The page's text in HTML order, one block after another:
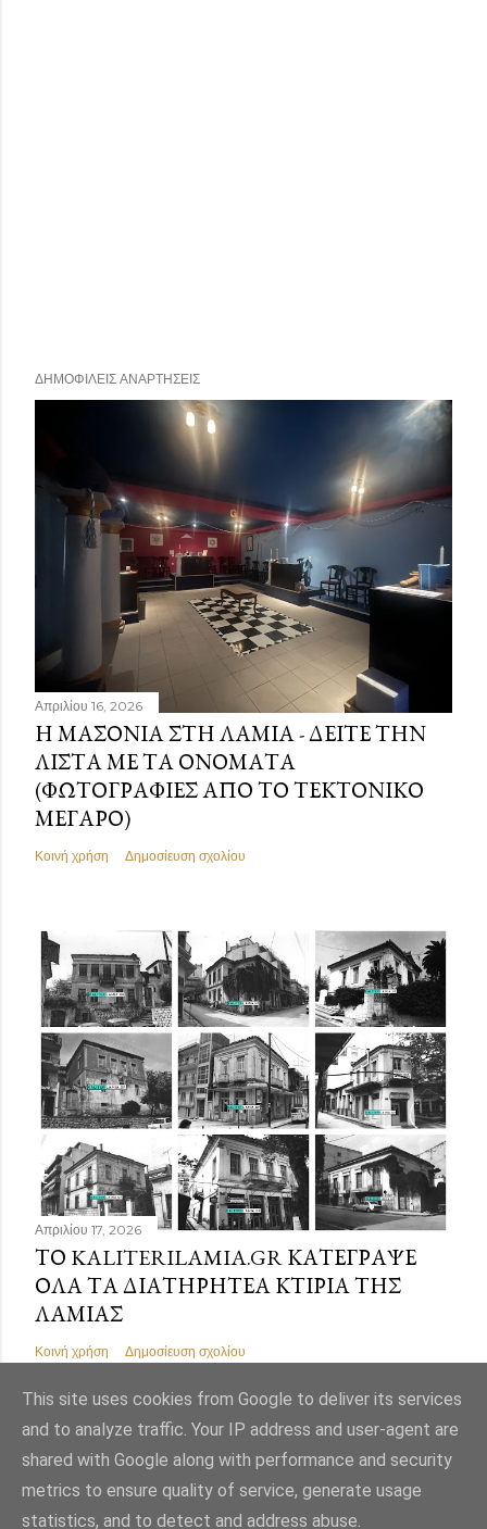
ΔΗΜΟΦΙΛΕΊΣ ΑΝΑΡΤΉΣΕΙΣ
Απριλίου 16, 2026
Η ΜΑΣΟΝΊΑ ΣΤΗ ΛΑΜΊΑ - ΔΕΊΤΕ ΤΗΝ
ΛΊΣΤΑ ΜΕ ΤΑ ΟΝΌΜΑΤΑ
(ΦΩΤΟΓΡΑΦΊΕΣ ΑΠΌ ΤΟ ΤΕΚΤΟΝΙΚΌ
ΜΈΓΑΡΟ)
Κοινή χρήση Δημοσίευση σχολίου
Απριλίου 17, 2026
ΤΟ KALITERILAMIA.GR ΚΑΤΈΓΡΑΨΕ
ΌΛΑ ΤΑ ΔΙΑΤΗΡΗΤΈΑ ΚΤΊΡΙΑ ΤΗΣ
ΛΑΜΊΑΣ
Κοινή χρήση Δημοσίευση σχολίου
Από το Blogger
This site uses cookies from Google to deliver its services
and to analyze traffic. Your IP address and user-agent are
shared with Google along with performance and security
metrics to ensure quality of service, generate usage
statistics, and to detect and address abuse.